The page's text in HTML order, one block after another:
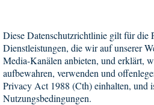
Diese Datenschutzrichtlinie gilt für die
Dienstleistungen, die wir auf unserer
Media-Kanälen anbieten, und erklärt,
aufbewahren, verwenden und
Privacy Act 1988 (Cth) einhalten, und
Nutzungsbedingungen.